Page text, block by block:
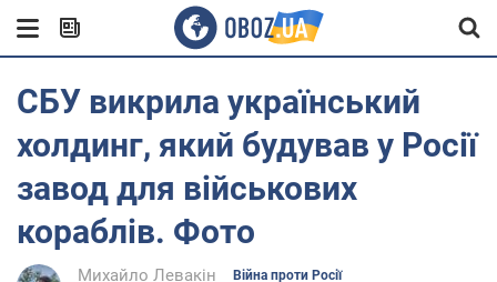
СБУ викрила український
холдинг, який будував у Росії
завод для військових
кораблів. Фото
Михайло Левакін Війна проти Росії